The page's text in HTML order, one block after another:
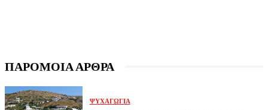
ΠΑΡΟΜΟΙΑ ΑΡΘΡΑ
ΨΥΧΑΓΩΓΊΑ